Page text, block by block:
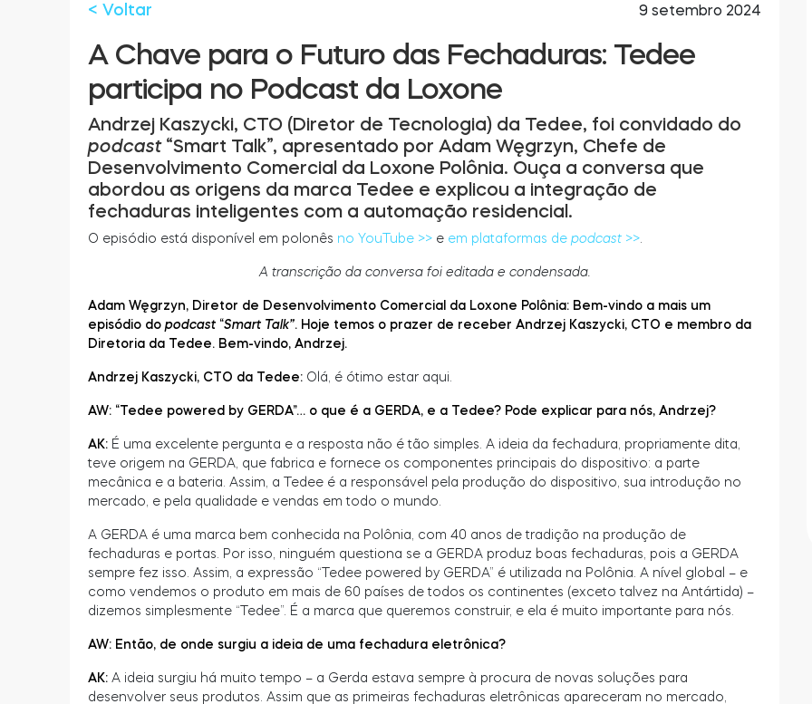
< Voltar 9 setembro 2024
A Chave para o Futuro das Fechaduras: Tedee
participa no Podcast da Loxone
Andrzej Kaszycki, CTO (Diretor de Tecnologia) da Tedee, foi convidado do
podcast“Smart Talk”, apresentado por Adam Węgrzyn, Chefe de
Desenvolvimento Comercial da Loxone Polônia. Ouça a conversa que
abordou as origens da marca Tedee e explicou a integração de
fechaduras inteligentes com a automação residencial.
O episódio está disponível em polonês no YouTube >> e em plataformas de podcast >>
A transcrição da conversa foi editada e condensada.
Adam Węgrzyn, Diretor de Desenvolvimento Comercial da Loxone Polônia: Bem-vindo a mais um
episódio do podcast “Smart Talk” . Hoje temos o prazer de receber Andrzej Kaszycki, CTO e membro da
Diretoria da Tedee. Bem-vindo, Andrzej.
Andrzej Kaszycki, CTO da Tedee: Olá, é ótimo estar aqui.
AW: “Tedee powered by GERDA”… o que é a GERDA, e a Tedee? Pode explicar para nós, Andrzej?
AK: É uma excelente pergunta e a resposta não é tão simples. A ideia da fechadura, propriamente dita,
teve origem na GERDA, que fabrica e fornece os componentes principais do dispositivo: a parte
mecânica e a bateria. Assim, a Tedee é a responsável pela produção do dispositivo, sua introdução no
mercado, e pela qualidade e vendas em todo o mundo.
A GERDA é uma marca bem conhecida na Polônia, com 40 anos de tradição na produção de
fechaduras e portas. Por isso, ninguém questiona se a GERDA produz boas fechaduras, pois a GERDA
sempre fez isso. Assim, a expressão “Tedee powered by GERDA” é utilizada na Polônia. A nível global – e
como vendemos o produto em mais de 60 países de todos os continentes (exceto talvez na Antártida) –
dizemos simplesmente “Tedee”. É a marca que queremos construir, e ela é muito importante para nós.
AW: Então, de onde surgiu a ideia de uma fechadura eletrônica?
AK: A ideia surgiu há muito tempo – a Gerda estava sempre à procura de novas soluções para
desenvolver seus produtos. Assim que as primeiras fechaduras eletrônicas apareceram no mercado,